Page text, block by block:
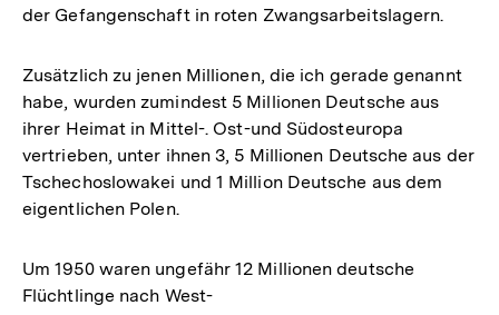
der Gefangenschaft in roten Zwangsarbeitslagern.
Zusätzlich zu jenen Millionen, die ich gerade genannt
habe, wurden zumindest 5 Millionen Deutsche aus
ihrer Heimat in Mittel-. Ost-und Südosteuropa
vertrieben, unter ihnen 3, 5 Millionen Deutsche aus der
Tschechoslowakei und 1 Million Deutsche aus dem
eigentlichen Polen.
Um 1950 waren ungefähr 12 Millionen deutsche
Flüchtlinge nach West-